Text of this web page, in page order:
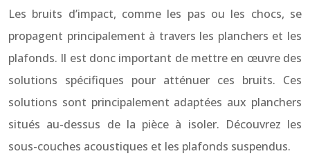
Les bruits d’impact, comme les pas ou les chocs, se
propagent principalement à travers les planchers et les
plafonds. Il est donc important de mettre en œuvre des
solutions spécifiques pour atténuer ces bruits. Ces
solutions sont principalement adaptées aux planchers
situés au-dessus de la pièce à isoler. Découvrez les
sous-couches acoustiques et les plafonds suspendus.